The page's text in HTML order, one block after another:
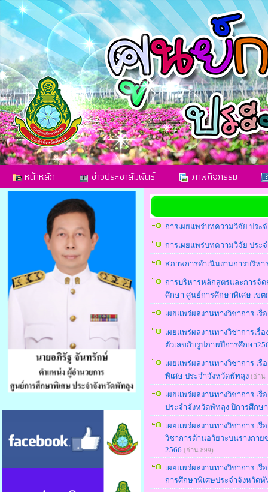
หน้าหลัก ข่าวประชาสัมพันธ์ ภาพกิจกรรม
การเผยแพร่บทความวิจัย ปร
การเผยแพร่บทความวิจัย ปร
สภาพการดำเนินงานการบริห
การบริหารหลักสูตรและการจั
ศึกษา ศูนย์การศึกษาพิเศษ เขต
เผยแพร่ผลงานทางวิชาการ เ
เผยแพร่ผลงานทางวิชาการเ
ตัวเลขกับรูปภาพปีการศึกษา
เผยแพร่ผลงานทางวิชาการ เ
พิเศษ ประจำจังหวัดพัทลุง (อ่าน
เผยแพร่ผลงานทางวิชาการ เ
ประจำจังหวัดพัทลุง ปีการศึกษ
เผยแพร่ผลงานทางวิชาการ
วิชาการด้านอวัยวะบนร่างกา
2566 (อ่าน 899)
เผยแพร่ผลงานทางวิชาการ เ
การศึกษาพิเศษประจำจังหวัดพั